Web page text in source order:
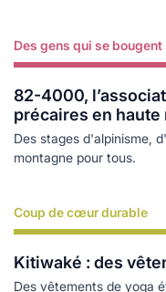
Des gens qui se bougent
82-4000,
précaires en haute
Des stages d'alpinisme,
montagne pour tous.
Lire plus
Coup de cœur durable
Kitiwaké : des
Des vêtements de yoga
Lire plus